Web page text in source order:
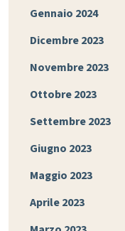
Gennaio 2024
Dicembre 2023
Novembre 2023
Ottobre 2023
Settembre 2023
Giugno 2023
Maggio 2023
Aprile 2023